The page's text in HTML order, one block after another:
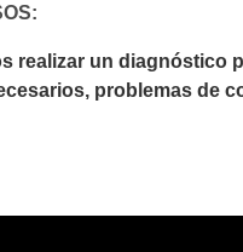
realizar un
problemas de